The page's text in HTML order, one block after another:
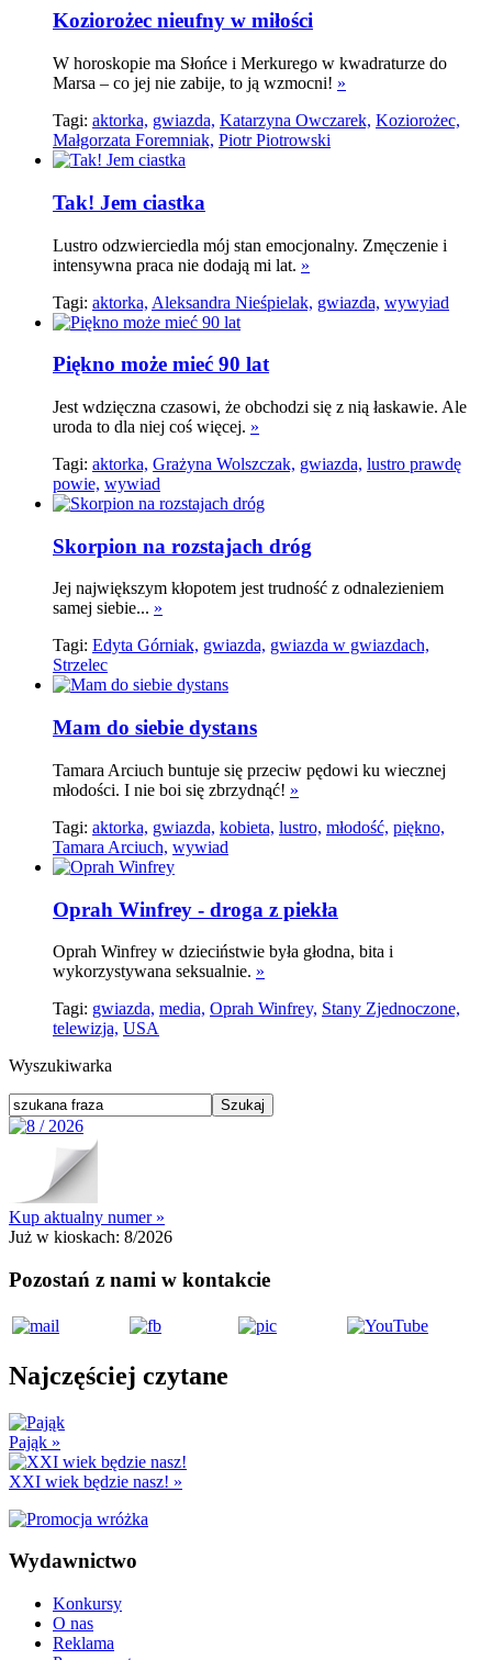
Koziorożec nieufny w miłości
W horoskopie ma Słońce i Merkurego w kwadraturze do
Marsa – co jej nie zabije, to ją wzmocni! »
Tagi: aktorka, gwiazda, Katarzyna Owczarek, Koziorożec,
Małgorzata Foremniak, Piotr Piotrowski
Tak! Jem ciastka
Lustro odzwierciedla mój stan emocjonalny. Zmęczenie i
intensywna praca nie dodają mi lat. »
Tagi: aktorka, Aleksandra Nieśpielak, gwiazda, wywyiad
Piękno może mieć 90 lat
Jest wdzięczna czasowi, że obchodzi się z nią łaskawie. Ale
uroda to dla niej coś więcej. »
Tagi: aktorka, Grażyna Wolszczak, gwiazda, lustro prawdę
powie, wywiad
Skorpion na rozstajach dróg
Jej największym kłopotem jest trudność z odnalezieniem
samej siebie... »
Tagi: Edyta Górniak, gwiazda, gwiazda w gwiazdach,
Strzelec
Mam do siebie dystans
Tamara Arciuch buntuje się przeciw pędowi ku wiecznej
młodości. I nie boi się zbrzydnąć! »
Tagi: aktorka, gwiazda, kobieta, lustro, młodość, piękno,
Tamara Arciuch, wywiad
Oprah Winfrey - droga z piekła
Oprah Winfrey w dzieciństwie była głodna, bita i
wykorzystywana seksualnie. »
Tagi: gwiazda, media, Oprah Winfrey, Stany Zjednoczone,
telewizja, USA
Wyszukiwarka
Kup aktualny numer »
Już w kioskach: 8/2026
Pozostań z nami w kontakcie
Najczęściej czytane
Pająk »
XXI wiek będzie nasz! »
Wydawnictwo
Konkursy
O nas
Reklama